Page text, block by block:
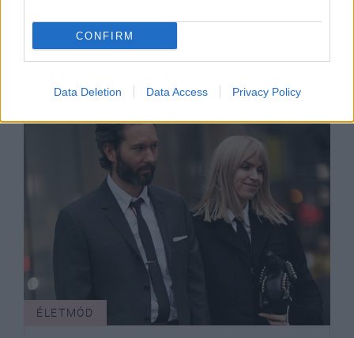
CONFIRM
Data Deletion Data Access Privacy Policy
VALENTIN-NAPOK
ELKERÜLŐ MAGATARTÁS
ÉLETMÓD